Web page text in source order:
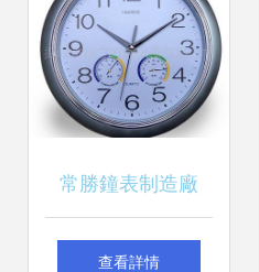
常勝鐘表制造廠
33cm溫濕度掛鐘，
查看詳情